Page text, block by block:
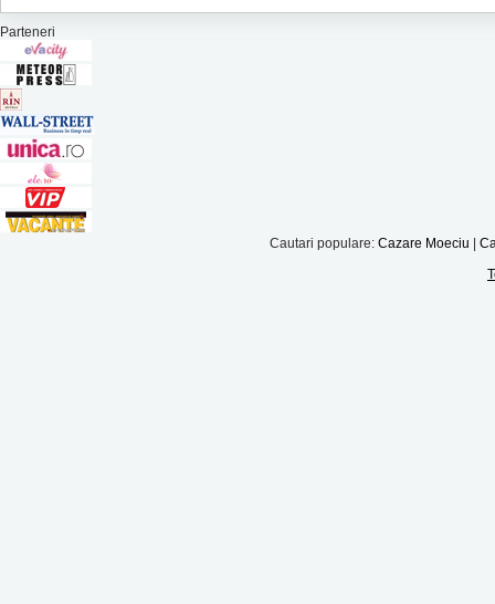
Parteneri
Cautari populare: Cazare Moeciu